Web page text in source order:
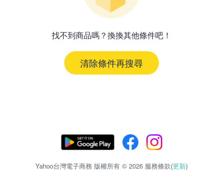
找不到商品嗎？換換其他條件吧！
清除條件再搜尋
Yahoo台灣電子商務 版權所有 © 2026 服務條款(更新)